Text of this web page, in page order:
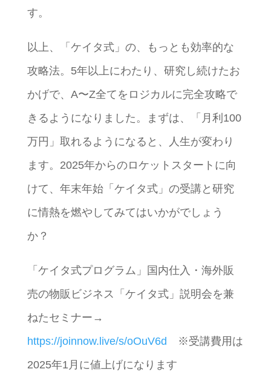
す。
以上、「ケイタ式」の、もっとも効率的な
攻略法。5年以上にわたり、研究し続けたお
かげで、A〜Z全てをロジカルに完全攻略で
きるようになりました。まずは、「月利100
万円」取れるようになると、人生が変わり
ます。2025年からのロケットスタートに向
けて、年末年始「ケイタ式」の受講と研究
に情熱を燃やしてみてはいかがでしょう
か？
「ケイタ式プログラム」国内仕入・海外販
売の物販ビジネス「ケイタ式」説明会を兼
ねたセミナー→
https://joinnow.live/s/oOuV6d ※受講費用は
2025年1月に値上げになります